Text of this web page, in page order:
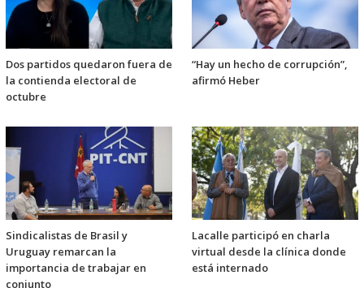
Dos partidos quedaron fuera de
la contienda electoral de
octubre
“Hay un hecho de corrupción”,
afirmó Heber
Sindicalistas de Brasil y
Uruguay remarcan la
importancia de trabajar en
conjunto
Lacalle participó en charla
virtual desde la clínica donde
está internado